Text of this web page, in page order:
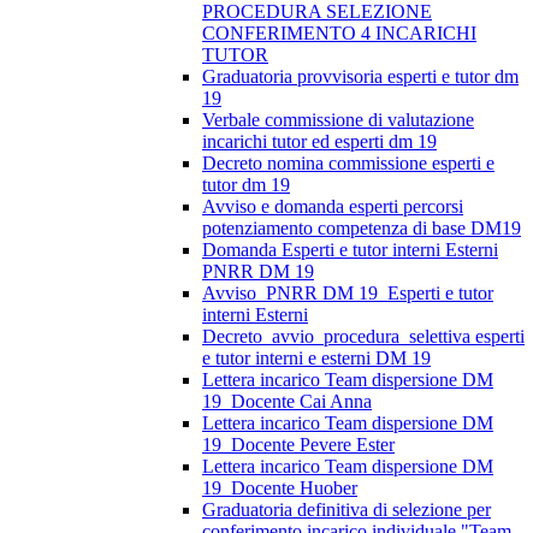
PROCEDURA SELEZIONE
CONFERIMENTO 4 INCARICHI
TUTOR
Graduatoria provvisoria esperti e tutor dm
19
Verbale commissione di valutazione
incarichi tutor ed esperti dm 19
Decreto nomina commissione esperti e
tutor dm 19
Avviso e domanda esperti percorsi
potenziamento competenza di base DM19
Domanda Esperti e tutor interni Esterni
PNRR DM 19
Avviso_PNRR DM 19_Esperti e tutor
interni Esterni
Decreto_avvio_procedura_selettiva esperti
e tutor interni e esterni DM 19
Lettera incarico Team dispersione DM
19_Docente Cai Anna
Lettera incarico Team dispersione DM
19_Docente Pevere Ester
Lettera incarico Team dispersione DM
19_Docente Huober
Graduatoria definitiva di selezione per